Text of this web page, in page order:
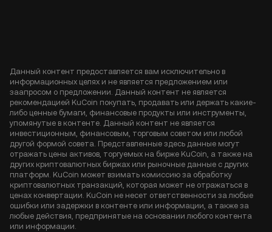
Данный контент предоставляется вам исключительно в
информационных целях и не является предложением или
заапросом о предложении. Данный контент не является
рекомендацией KuCoin покупать, продавать или держать какие-
либо ценные бумаги, финансовые продукты или инструменты,
упомянутые в контенте. Данный контент не является
инвестиционным, финансовым, торговым советом или любой
другой формой совета. Представленные здесь данные могут
отражать цены активов, торгуемых на бирже KuCoin, а также на
других криптовалютных биржах или рыночные данные с других
платформ. KuCoin может взимать комиссию за обработку
криптовалютных транзакций, которая может не отражаться в
ценах конвертации. KuCoin не несет ответственности за любые
ошибки или задержки в контенте или информации, а также за
любые действия, предпринятые на основании любого контента
или информации.